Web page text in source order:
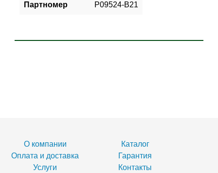
Партномер P09524-B21
О компании
Каталог
Оплата и доставка
Гарантия
Услуги
Контакты